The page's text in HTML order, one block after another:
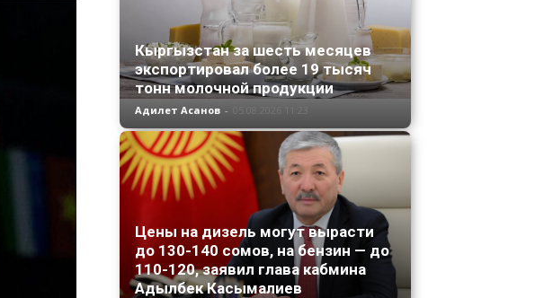
Кыргызстан за шесть месяцев
экспортировал более 19 тысяч
тонн молочной продукции
Адилет Асанов -
Цены на дизель могут вырасти
до 130-140 сомов, на бензин — до
110-120, заявил глава кабмина
Адылбек Касымалиев